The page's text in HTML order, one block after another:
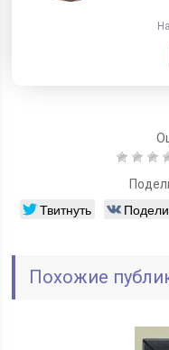
Твитнуть
Похожие